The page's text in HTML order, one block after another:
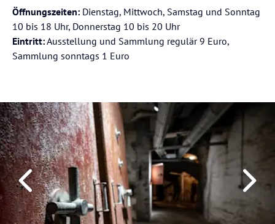
Öffnungszeiten: Dienstag, Mittwoch, Samstag und Sonntag
10 bis 18 Uhr, Donnerstag 10 bis 20 Uhr
Eintritt:Ausstellung und Sammlung regulär 9 Euro,
Sammlung sonntags 1 Euro